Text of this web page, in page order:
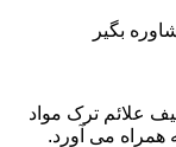
بگیر
علائم ترک مواد
همراه می آورد.